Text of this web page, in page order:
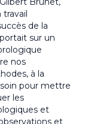
de la
sur un
nos
à la
pour mettre
les
et
et